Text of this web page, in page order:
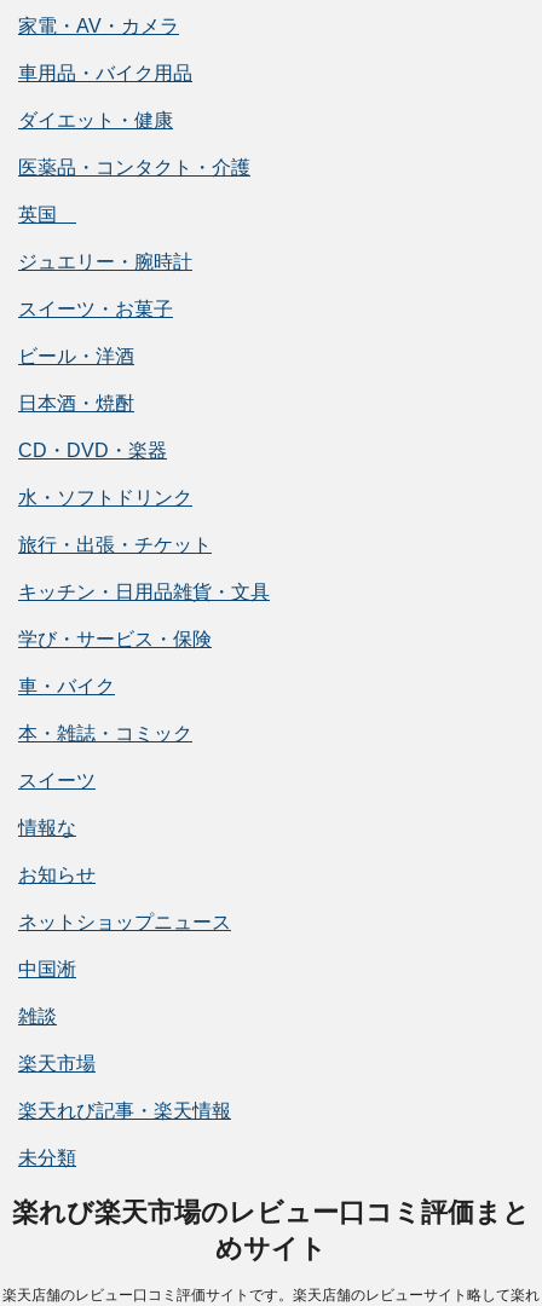
家電・AV・カメラ
車用品・バイク用品
ダイエット・健康
医薬品・コンタクト・介護
英国
ジュエリー・腕時計
スイーツ・お菓子
ビール・洋酒
日本酒・焼酎
CD・DVD・楽器
水・ソフトドリンク
旅行・出張・チケット
キッチン・日用品雑貨・文具
学び・サービス・保険
車・バイク
本・雑誌・コミック
スイーツ
情報な
お知らせ
ネットショップニュース
中国淅
雑談
楽天市場
楽天れび記事・楽天情報
未分類
楽れび楽天市場のレビュー口コミ評価まと
めサイト
楽天店舗のレビュー口コミ評価サイトです。楽天店舗のレビューサイト略して楽れ